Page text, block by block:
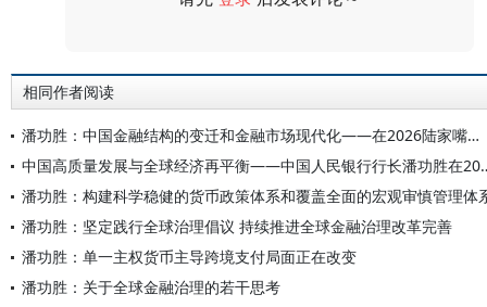
相同作者阅读
潘功胜：中国金融结构的变迁和金融市场现代化——在2026陆家嘴论坛上的主题演讲
中国高质量发展与全球经济再
潘功胜：构建科学稳健的货币政策体系和覆盖全面的宏观审慎管理体
潘功胜：坚定践行全球治理倡议 持续推进全球金融治理改革完善
潘功胜：单一主权货币主导跨境支付局面正在改变
潘功胜：关于全球金融治理的若干思考